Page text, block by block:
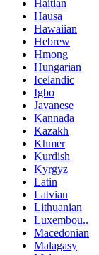
Haitian
Hausa
Hawaiian
Hebrew
Hmong
Hungarian
Icelandic
Igbo
Javanese
Kannada
Kazakh
Khmer
Kurdish
Kyrgyz
Latin
Latvian
Lithuanian
Luxembou..
Macedonian
Malagasy